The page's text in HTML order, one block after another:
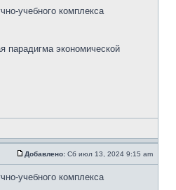
учебного комплекса
парадигма экономической
Добавлено: Сб июл 13, 2024 9:15 am
учебного комплекса